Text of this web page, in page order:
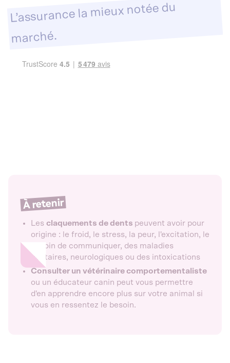
L’assurance la mieux notée du
marché.
À retenir
Les claquements de dents peuvent avoir pour
origine : le froid, le stress, la peur, l'excitation, le
besoin de communiquer, des maladies
dentaires, neurologiques ou des intoxications
Consulter un vétérinaire comportementaliste
ou un éducateur canin peut vous permettre
d'en apprendre encore plus sur votre animal si
vous en ressentez le besoin.